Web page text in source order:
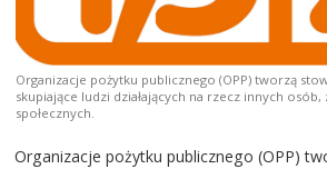
Organizacje pożytku publicznego (OPP) tworzą
skupiające ludzi działających na rzecz innych
społecznych.
Organizacje pożytku publicznego (OPP)